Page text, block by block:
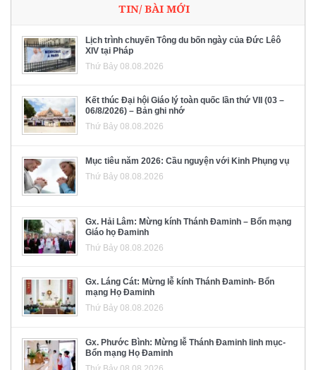
TIN/ BÀI MỚI
Lịch trình chuyến Tông du bốn ngày của Đức Lêô
XIV tại Pháp
Thứ Bảy 08.08.2026
Kết thúc Đại hội Giáo lý toàn quốc lần thứ VII (03 –
06/8/2026) – Bản ghi nhớ
Thứ Bảy 08.08.2026
Mục tiêu năm 2026: Cầu nguyện với Kinh Phụng vụ
Thứ Bảy 08.08.2026
Gx. Hải Lâm: Mừng kính Thánh Đaminh – Bổn mạng
Giáo họ Đaminh
Thứ Bảy 08.08.2026
Gx. Láng Cát: Mừng lễ kính Thánh Đaminh- Bổn
mạng Họ Đaminh
Thứ Bảy 08.08.2026
Gx. Phước Bình: Mừng lễ Thánh Đaminh linh mục-
Bổn mạng Họ Đaminh